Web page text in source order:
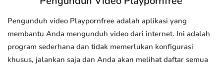
Pengunduh video Playpornfree adalah aplikasi yang
membantu Anda mengunduh video dari internet. Ini adalah
program sederhana dan tidak memerlukan konfigurasi
khusus, jalankan saja dan Anda akan melihat daftar semua